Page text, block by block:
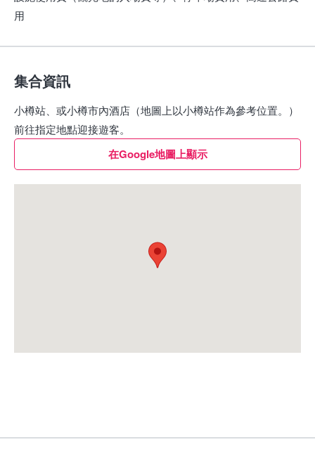
用
集合資訊
小樽站、或小樽市內酒店（地圖上以小樽站作為參考位置。）
前往指定地點迎接遊客。
在Google地圖上顯示